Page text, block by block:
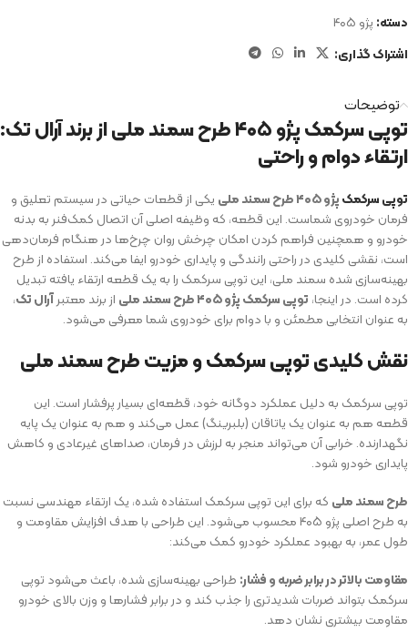
دسته: پژو ۴۰۵
اشتراک گذاری:
توضیحات
توپی سرکمک پژو ۴۰۵ طرح سمند ملی از برند آرال تک:
ارتقاء دوام و راحتی
توپی سرکمکپژو ۴۰۵ طرح سمند ملی
یکی از قطعات حیاتی در سیستم تعلیق و
فرمان خودروی شماست. این قطعه، که وظیفه اصلی آن اتصال کمک‌فنر به بدنه
خودرو و همچنین فراهم کردن امکان چرخش روان چرخ‌ها در هنگام فرمان‌دهی
است، نقشی کلیدی در راحتی رانندگی و پایداری خودرو ایفا می‌کند. استفاده از طرح
بهینه‌سازی شده سمند ملی، این توپی سرکمک را به یک قطعه ارتقاء یافته تبدیل
کرده است. در اینجا، توپی سرکمک پژو ۴۰۵ طرح سمند ملی از برند معتبرآرال تک،
به عنوان انتخابی مطمئن و با دوام برای خودروی شما معرفی می‌شود.
نقش کلیدی توپی سرکمک و مزیت طرح سمند ملی
توپی سرکمک به دلیل عملکرد دوگانه خود، قطعه‌ای بسیار پرفشار است. این
قطعه هم به عنوان یک یاتاقان (بلبرینگ) عمل می‌کند و هم به عنوان یک پایه
نگهدارنده. خرابی آن می‌تواند منجر به لرزش در فرمان، صداهای غیرعادی و کاهش
پایداری خودرو شود.
طرح سمند ملی که برای این توپی سرکمک استفاده شده، یک ارتقاء مهندسی نسبت
به طرح اصلی پژو ۴۰۵ محسوب می‌شود. این طراحی با هدف افزایش مقاومت و
طول عمر، به بهبود عملکرد خودرو کمک می‌کند:
مقاومت بالاتر در برابر ضربه و فشار: طراحی بهینه‌سازی شده، باعث می‌شود توپی
سرکمک بتواند ضربات شدیدتری را جذب کند و در برابر فشارها و وزن بالای خودرو
مقاومت بیشتری نشان دهد.